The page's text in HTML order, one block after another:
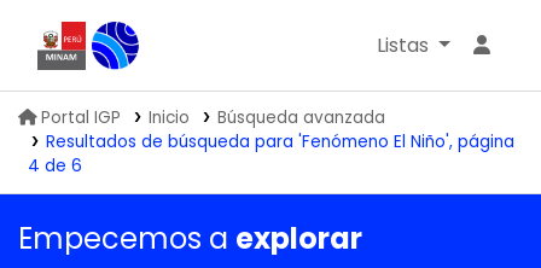
Biblioteca IGP
Listas
Portal IGP Inicio
Búsqueda avanzada
Resultados de búsqueda para 'Fenómeno El Niño', página
4 de 6
Empecemos a explorar